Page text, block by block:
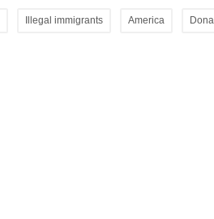
Illegal immigrants America